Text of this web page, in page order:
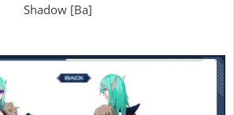
Shadow [Ba]